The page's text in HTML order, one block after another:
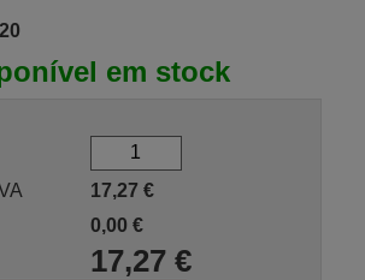
em stock
17,27 €
0,00 €
17,27€